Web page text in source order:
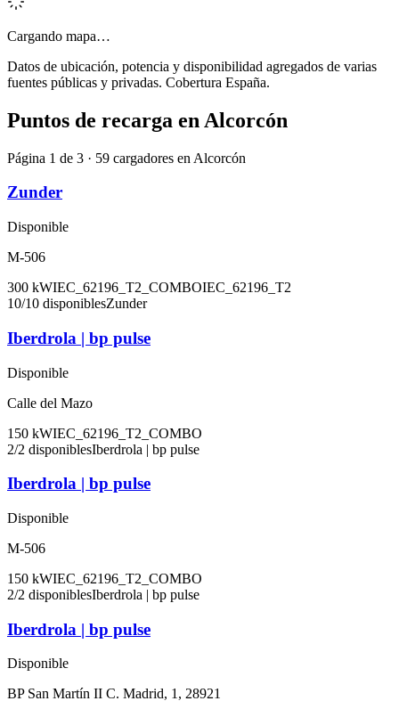
Cargando mapa…
Datos de ubicación, potencia y disponibilidad agregados de varias
fuentes públicas y privadas. Cobertura España.
Puntos de recarga en Alcorcón
Página 1 de 3 · 59 cargadores en Alcorcón
Zunder
Disponible
M-506
300 kWIEC_62196_T2_COMBOIEC_62196_T2
10/10 disponiblesZunder
Iberdrola | bp pulse
Disponible
Calle del Mazo
150 kWIEC_62196_T2_COMBO
2/2 disponiblesIberdrola | bp pulse
Iberdrola | bp pulse
Disponible
M-506
150 kWIEC_62196_T2_COMBO
2/2 disponiblesIberdrola | bp pulse
Iberdrola | bp pulse
Disponible
BP San Martín II C. Madrid, 1, 28921